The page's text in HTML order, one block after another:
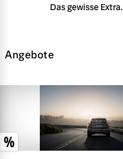
Das gewisse Extra.
Angebote